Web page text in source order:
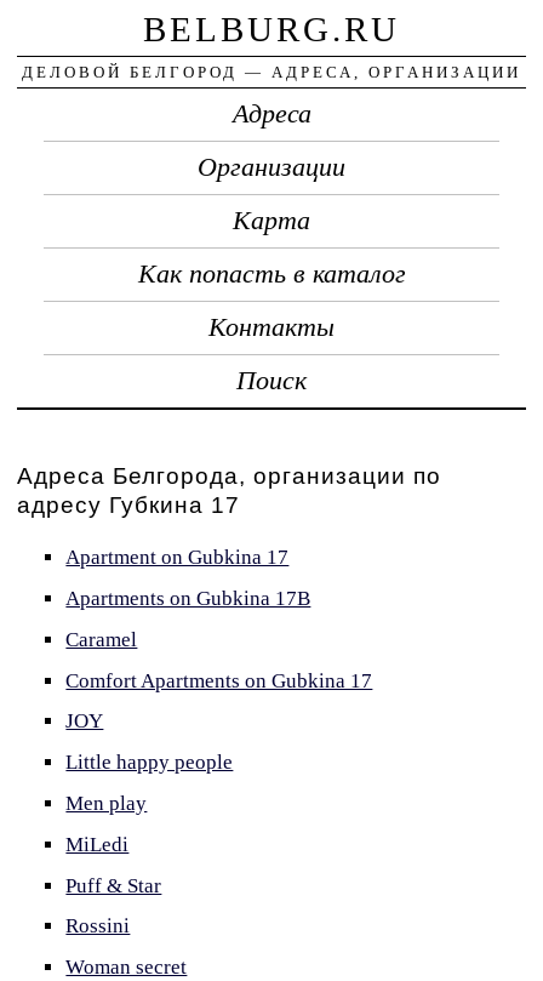
BELBURG.RU
ДЕЛОВОЙ БЕЛГОРОД — АДРЕСА, ОРГАНИЗАЦИИ
Адреса
Организации
Карта
Как попасть в каталог
Контакты
Поиск
Адреса Белгорода, организации по
адресу Губкина 17
Apartment on Gubkina 17
Apartments on Gubkina 17B
Caramel
Comfort Apartments on Gubkina 17
JOY
Little happy people
Men play
MiLedi
Puff & Star
Rossini
Woman secret